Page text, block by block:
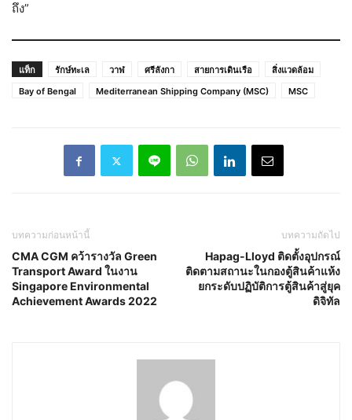
ถึง”
แท็ก รักษ์ทะเล วาฬ ศรีลังกา สายการเดินเรือ
สิ่งแวดล้อม
Bay of Bengal
Mediterranean Shipping Company (MSC) MSC
บทความก่อนหน้านี้
CMA CGM คว้ารางวัล Green
Transport Award ในงาน
Singapore Environmental
Achievement Awards 2022
บทความถัดไป
Hapag-Lloyd ติดตั้งอุปกรณ์
ติดตามสถานะในกองตู้สินค้าแห้ง
ยกระดับปฏิบัติการตู้สินค้าสู่ยุค
ดิจิทัล